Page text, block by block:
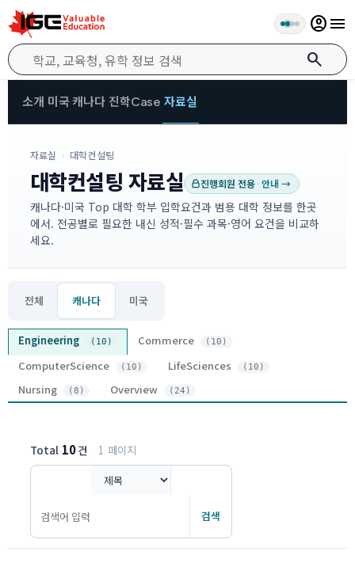
search
account_circlemenu
소개 미국 캐나다 진학Case 자료실
자료실 › 대학컨설팅
대학컨설팅 자료실 진행회원 전용·안내 →
캐나다·미국 Top 대학 학부 입학요건과 범용 대학 정보를 한곳
에서. 전공별로 필요한 내신 성적·필수 과목·영어 요건을 비교하
세요.
전체 캐나다 미국
Engineering (10) Commerce (10)
ComputerScience (10) LifeSciences (10)
Nursing (8) Overview (24)
Total 10건 1 페이지
검색